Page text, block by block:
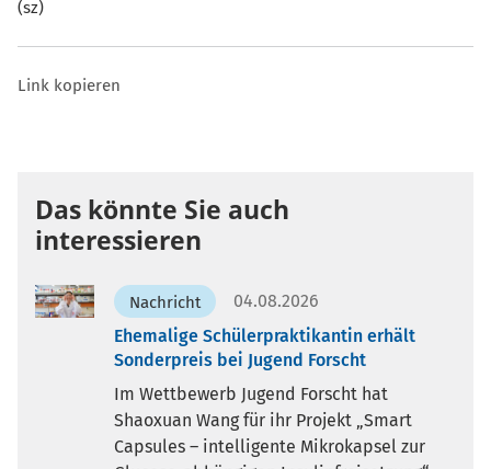
(sz)
Link kopieren
Das könnte Sie auch
interessieren
Nachricht
04.08.2026
Ehemalige Schülerpraktikantin erhält
Sonderpreis bei Jugend Forscht
Im Wettbewerb Jugend Forscht hat
Shaoxuan Wang für ihr Projekt „Smart
Capsules – intelligente Mikrokapsel zur